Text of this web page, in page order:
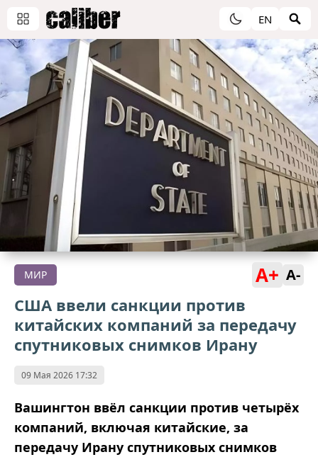
EN
МИР A+ A-
США ввели санкции против
китайских компаний за передачу
спутниковых снимков Ирану
09 Мая 2026 17:32
Вашингтон ввёл санкции против четырёх
компаний, включая китайские, за
передачу Ирану спутниковых снимков